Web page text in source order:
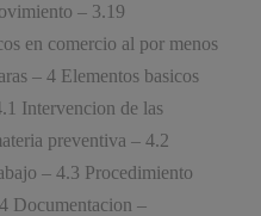
– 3.19
en comercio al por menos
– 4 Elementos basicos
Intervencion de las
preventiva – 4.2
– 4.3 Procedimiento
Documentacion –